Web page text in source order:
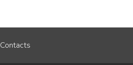
Contacts